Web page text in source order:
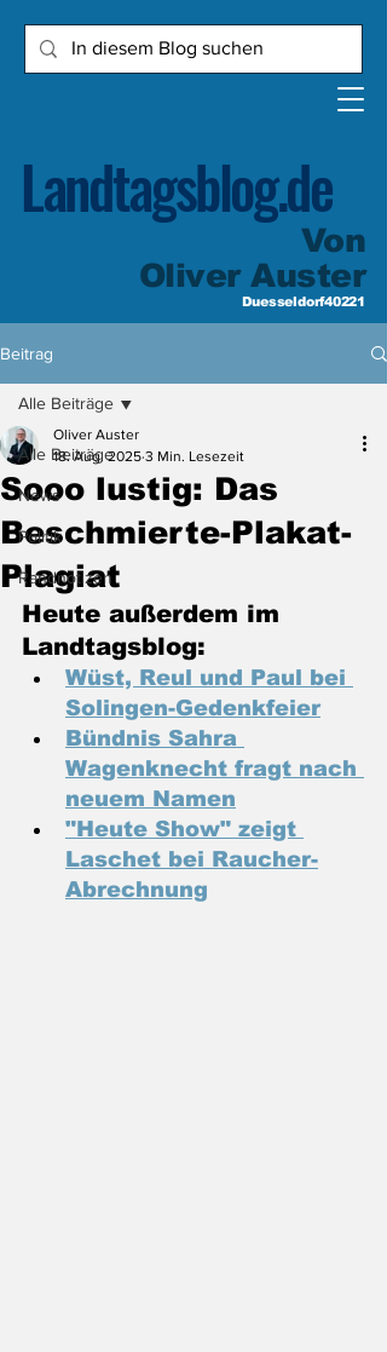
Landtagsblog.de
Von
Oliver Auster
Duesseldorf40221
Beitrag
Alle Beiträge
News
Politik
Randnotizen
Alle Beiträge
Sooo lustig: Das
Beschmierte-Plakat-
Plagiat
Oliver Auster
18. Aug. 2025 3 Min. Lesezeit
Heute außerdem im
Landtagsblog:
Wüst, Reul und Paul bei
Solingen-Gedenkfeier
Bündnis Sahra
Wagenknecht fragt nach
neuem Namen
"Heute Show" zeigt
Laschet bei Raucher-
Abrechnung